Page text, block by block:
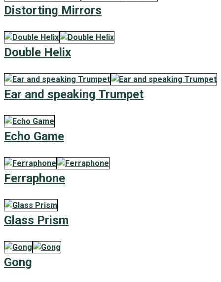
Distorting Mirrors
Double Helix
Ear and speaking Trumpet
Echo Game
Ferraphone
Glass Prism
Gong